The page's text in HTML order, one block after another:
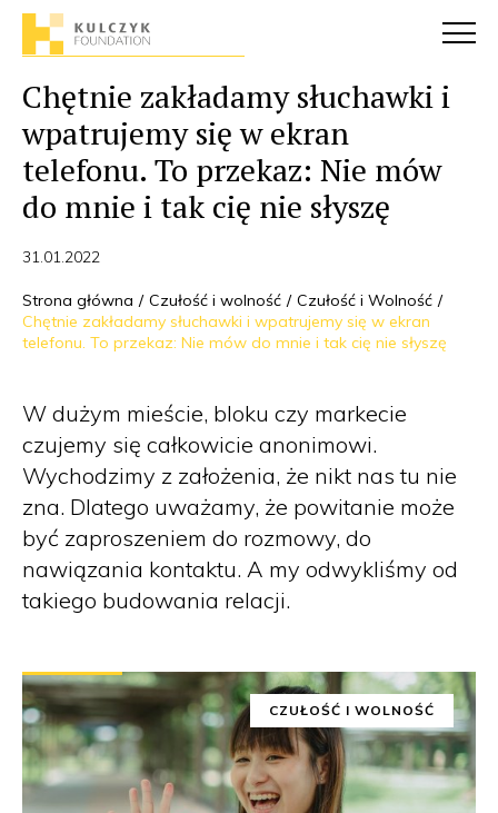
Chętnie zakładamy słuchawki i
wpatrujemy się w ekran
telefonu. To przekaz: Nie mów
do mnie i tak cię nie słyszę
31.01.2022
Strona główna Czułość i wolność
Czułość i Wolność
Chętnie zakładamy słuchawki i wpatrujemy się w ekran
telefonu. To przekaz: Nie mów do mnie i tak cię nie słyszę
W dużym mieście, bloku czy markecie
czujemy się całkowicie anonimowi.
Wychodzimy z założenia, że nikt nas tu nie
zna. Dlatego uważamy, że powitanie może
być zaproszeniem do rozmowy, do
nawiązania kontaktu. A my odwykliśmy od
takiego budowania relacji.
CZUŁOŚĆ I WOLNOŚĆ